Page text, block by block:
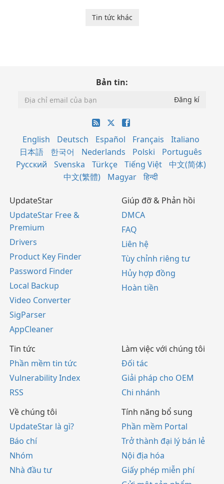
Tin tức khác
Bản tin:
English Deutsch Español Français
Italiano
日本語
한국어 Nederlands Polski
Português
Русский
Svenska Türkçe Tiếng Việt
中文(简体)
中文(繁體)
Magyar हिन्दी
UpdateStar
UpdateStar Free &
Premium
Drivers
Product Key Finder
Password Finder
Local Backup
Video Converter
SigParser
AppCleaner
Giúp đỡ & Phản hồi
DMCA
FAQ
Liên hệ
Tùy chỉnh riêng tư
Hủy hợp đồng
Hoàn tiền
Tin tức
Phần mềm tin tức
Vulnerability Index
RSS
Làm việc với chúng tôi
Đối tác
Giải pháp cho OEM
Chi nhánh
Về chúng tôi
UpdateStar là gì?
Báo chí
Nhóm
Nhà đầu tư
Tính năng bổ sung
Phần mềm Portal
Trở thành đại lý bán lẻ
Nội địa hóa
Giấy phép miễn phí